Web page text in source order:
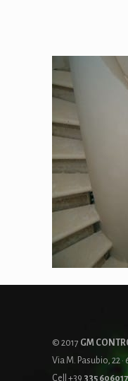
© 2017 GM
Via M. Pasubio, 22 ·
Cell +39 335